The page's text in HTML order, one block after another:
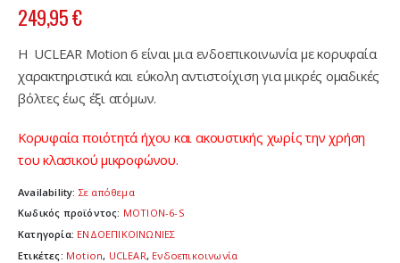
249,95€
Η UCLEAR Motion 6 είναι μια ενδοεπικοινωνία με κορυφαία
χαρακτηριστικά και εύκολη αντιστοίχιση για μικρές ομαδικές
βόλτες έως έξι ατόμων.
Κορυφαία ποιότητά ήχου και ακουστικής χωρίς την χρήση
του κλασικούμικροφώνου.
Availability: Σε απόθεμα
Κωδικός προϊόντος: MOTION-6-S
Κατηγορία: ΕΝΔΟΕΠΙΚΟΙΝΩΝΙΕΣ
Ετικέτες: Motion, UCLEAR, Ενδοεπικοινωνία